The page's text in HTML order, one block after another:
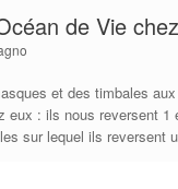
de Vie
et des timbales
eux : ils nous reversent 1
sur lequel ils reversent